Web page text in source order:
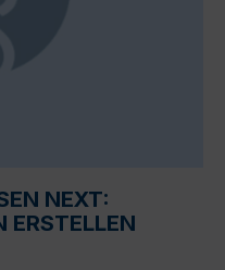
NEXT:
ERSTELLEN